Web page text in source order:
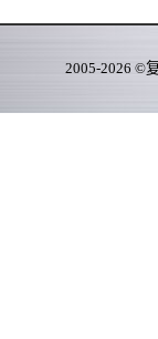
2005-2026 ©